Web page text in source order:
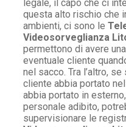
legale, il capo che ci
questa alto rischio che
ambienti, ci sono le
Videosorveglianza
permettono di avere
eventuale cliente
nel sacco. Tra l’altro,
cliente abbia portato
abbia portato in
personale adibito,
supervisionare le